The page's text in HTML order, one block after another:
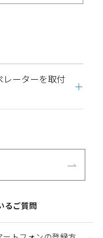
ーターを取付
るご質問